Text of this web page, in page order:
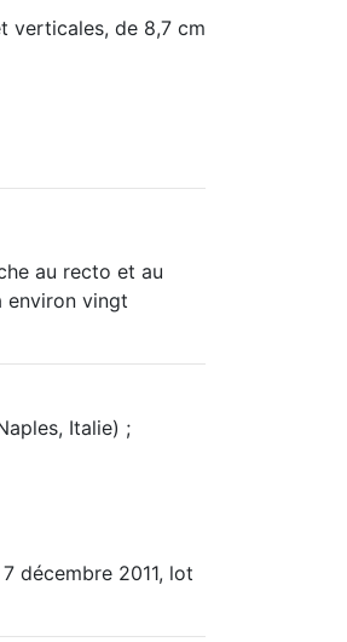
verticales, de 8,7 cm
au recto et au
environ vingt
Italie) ;
décembre 2011, lot